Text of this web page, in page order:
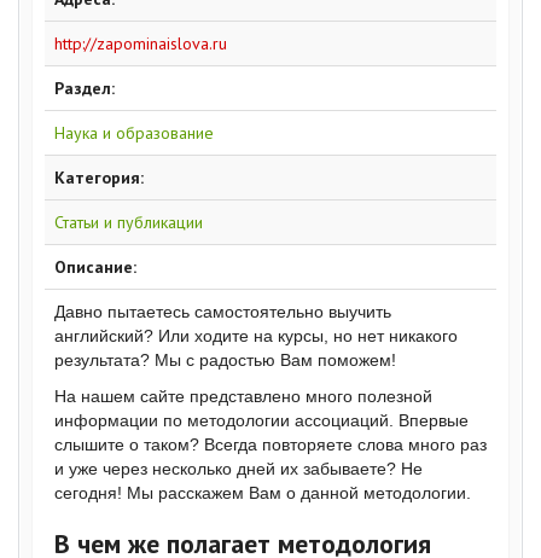
http://zapominaislova.ru
Раздел:
Наука и образование
Категория:
Статьи и публикации
Описание:
Давно пытаетесь самостоятельно выучить
английский? Или ходите на курсы, но нет никакого
результата? Мы с радостью Вам поможем!
На нашем сайте представлено много полезной
информации по методологии ассоциаций. Впервые
слышите о таком? Всегда повторяете слова много раз
и уже через несколько дней их забываете? Не
сегодня! Мы расскажем Вам о данной методологии.
В чем же полагает методология